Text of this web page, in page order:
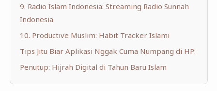
9. Radio Islam Indonesia: Streaming Radio Sunnah
Indonesia
10. Productive Muslim: Habit Tracker Islami
Tips Jitu Biar Aplikasi Nggak Cuma Numpang di HP:
Penutup: Hijrah Digital di Tahun Baru Islam